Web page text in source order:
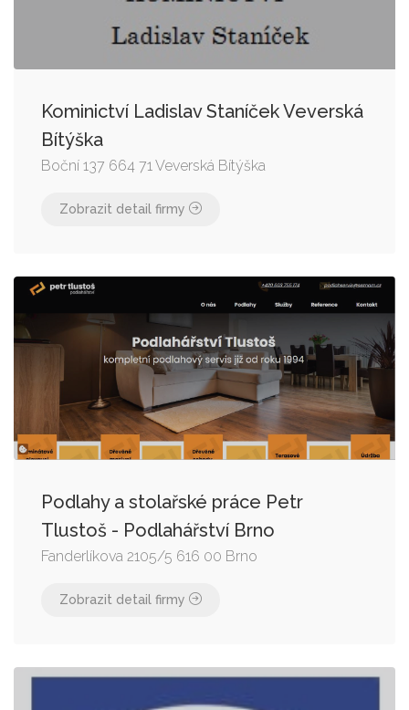
Kominictví Ladislav Staníček Veverská
Bítýška
Boční 137 664 71 Veverská Bítýška
Zobrazit detail firmy
Podlahy a stolařské práce Petr
Tlustoš - Podlahářství Brno
Fanderlíkova 2105/5 616 00 Brno
Zobrazit detail firmy